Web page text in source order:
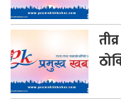
तीव्र